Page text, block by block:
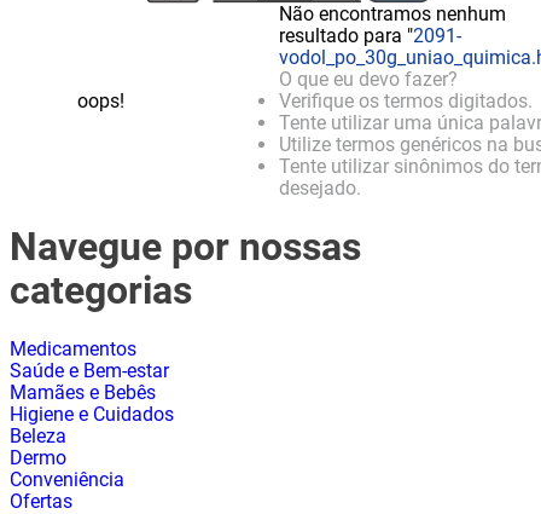
oops!
Não encontramos nenhum
resultado para "2091-
O que eu devo fazer?
Verifique os termos digitados.
Tente utilizar uma única
Utilize termos genéricos na
Tente utilizar sinônimos do
desejado.
Navegue por nossas
categorias
Medicamentos
Saúde e Bem-estar
Mamães e Bebês
Higiene e Cuidados
Beleza
Dermo
Conveniência
Ofertas